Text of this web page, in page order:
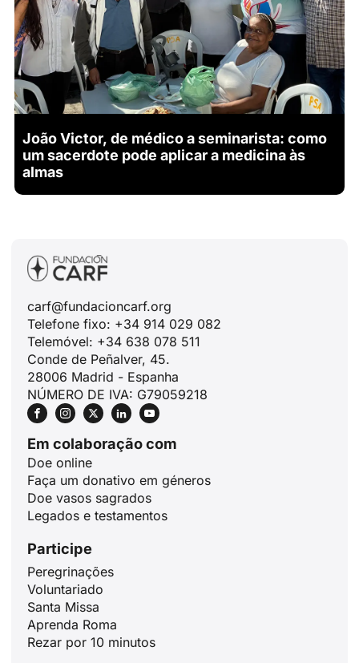
João Victor, de médico a seminarista: como
um sacerdote pode aplicar a medicina às
almas
carf@fundacioncarf.org
Telefone fixo: +34 914 029 082
Telemóvel: +34 638 078 511
Conde de Peñalver, 45.
28006 Madrid - Espanha
NÚMERO DE IVA: G79059218
Em colaboração com
Doe online
Faça um donativo em géneros
Doe vasos sagrados
Legados e testamentos
Participe
Peregrinações
Voluntariado
Santa Missa
Aprenda Roma
Rezar por 10 minutos